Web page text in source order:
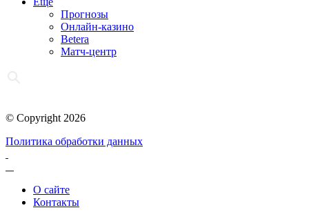
Прогнозы
Онлайн-казино
Betera
Матч-центр
© Copyright 2026
Политика обработки данных
О сайте
Контакты